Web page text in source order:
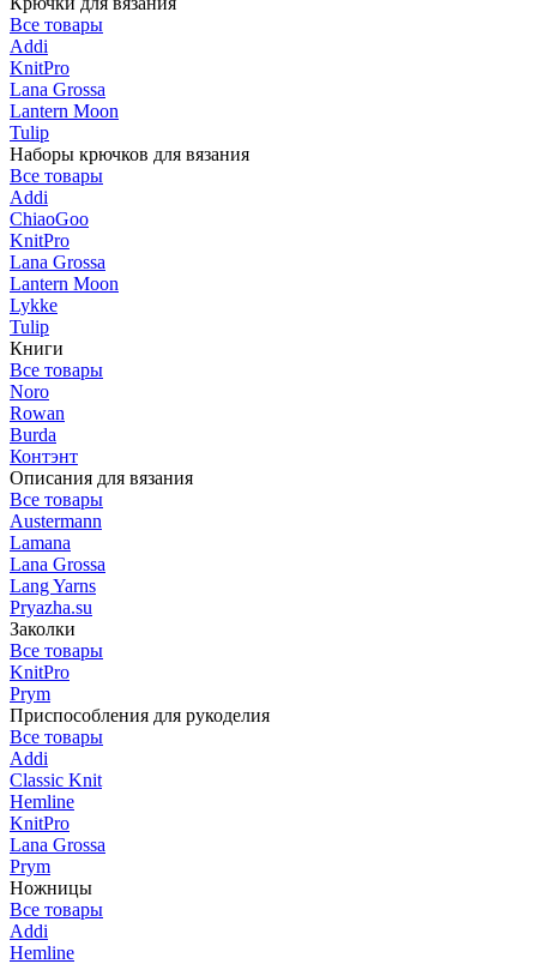
Все товары
Addi
KnitPro
Lana Grossa
Lantern Moon
Tulip
Наборы крючков для вязания
Все товары
Addi
ChiaoGoo
KnitPro
Lana Grossa
Lantern Moon
Lykke
Tulip
Книги
Все товары
Noro
Rowan
Burda
Контэнт
Описания для вязания
Все товары
Austermann
Lamana
Lana Grossa
Lang Yarns
Pryazha.su
Заколки
Все товары
KnitPro
Prym
Приспособления для рукоделия
Все товары
Addi
Classic Knit
Hemline
KnitPro
Lana Grossa
Prym
Ножницы
Все товары
Addi
Hemline